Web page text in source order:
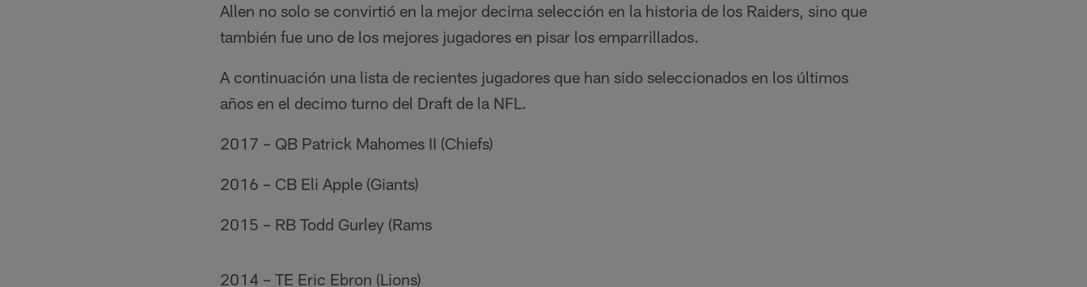
Allen no solo se convirtió en la mejor decima selección en la historia de los Raiders, sino que
también fue uno de los mejores jugadores en pisar los emparrillados.
A continuación una lista de recientes jugadores que han sido seleccionados en los últimos
años en el decimo turno del Draft de la NFL.
2017 – QB Patrick Mahomes II (Chiefs)
2016 – CB Eli Apple (Giants)
2015 – RB Todd Gurley (Rams
2014 – TE Eric Ebron (Lions)